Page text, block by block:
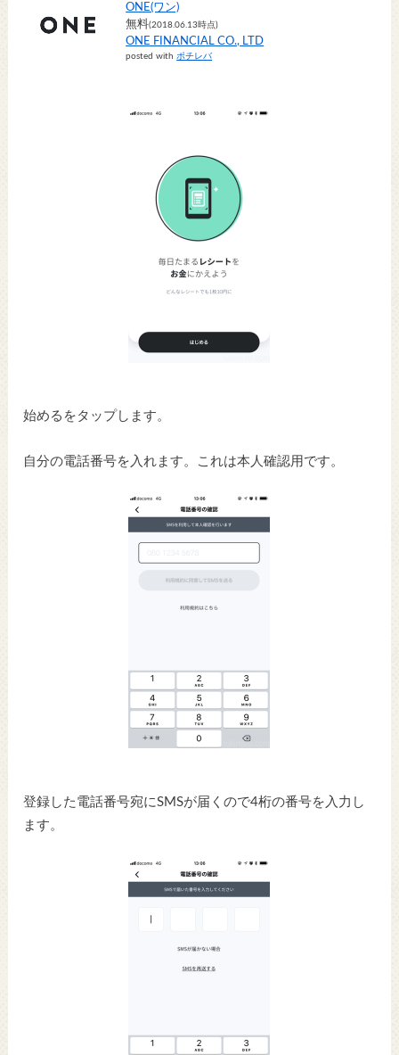
ONE(ワン)
無料(2018.06.13時点)
ONE FINANCIAL CO., LTD
posted with ポチレバ
始めるをタップします。
自分の電話番号を入れます。これは本人確認用です。
登録した電話番号宛にSMSが届くので4桁の番号を入力し
ます。